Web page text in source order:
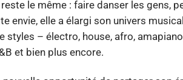
le même : faire danser les gens,
envie, elle a élargi son univers
styles – électro, house, afro,
et bien plus encore.